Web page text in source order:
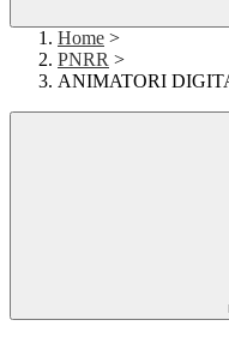
Home >
PNRR >
ANIMATORI